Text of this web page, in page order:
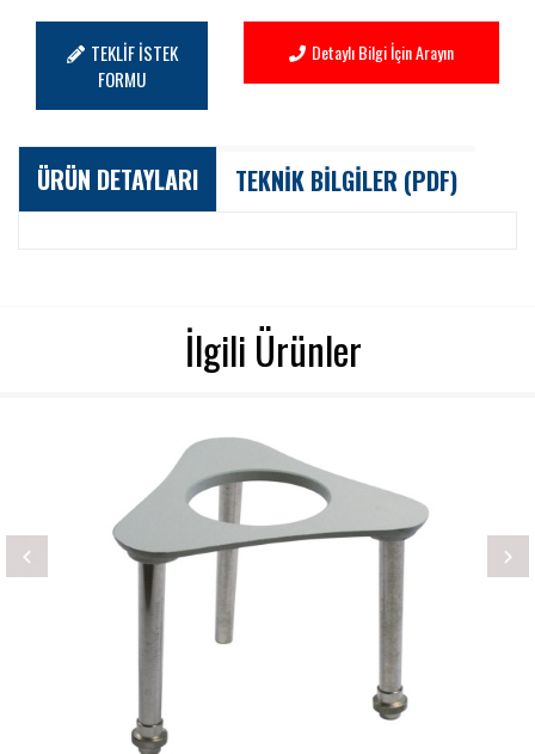
TEKLİF İSTEK
FORMU
Detaylı Bilgi İçin Arayın
ÜRÜN DETAYLARI TEKNİK BİLGİLER (PDF)
İlgili Ürünler